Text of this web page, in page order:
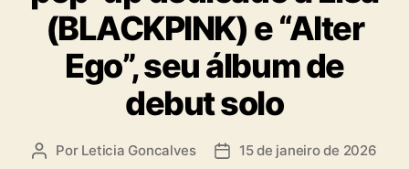
i
a
s
(BLACKPINK) e “Alter
Ego”, seu álbum de
debut solo
A Por Leticia Goncalves
D 15 de janeiro de 2026